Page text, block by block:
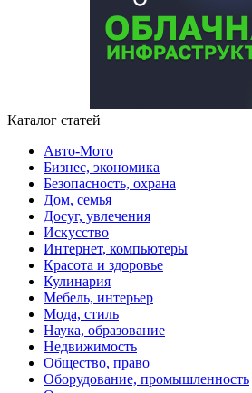
Каталог статей
Авто-Мото
Бизнес, экономика
Безопасность, охрана
Дом, семья
Досуг, увлечения
Искусство
Интернет, компьютеры
Красота и здоровье
Кулинария
Мебель, интерьер
Мода, стиль
Наука, образование
Недвижимость
Общество, право
Оборудование, промышленность